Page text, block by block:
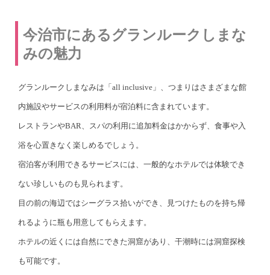
今治市にあるグランルークしまな
みの魅力
グランルークしまなみは「all inclusive」、つまりはさまざまな館
内施設やサービスの利用料が宿泊料に含まれています。
レストランやBAR、スパの利用に追加料金はかからず、食事や入
浴を心置きなく楽しめるでしょう。
宿泊客が利用できるサービスには、一般的なホテルでは体験でき
ない珍しいものも見られます。
目の前の海辺ではシーグラス拾いができ、見つけたものを持ち帰
れるように瓶も用意してもらえます。
ホテルの近くには自然にできた洞窟があり、干潮時には洞窟探検
も可能です。